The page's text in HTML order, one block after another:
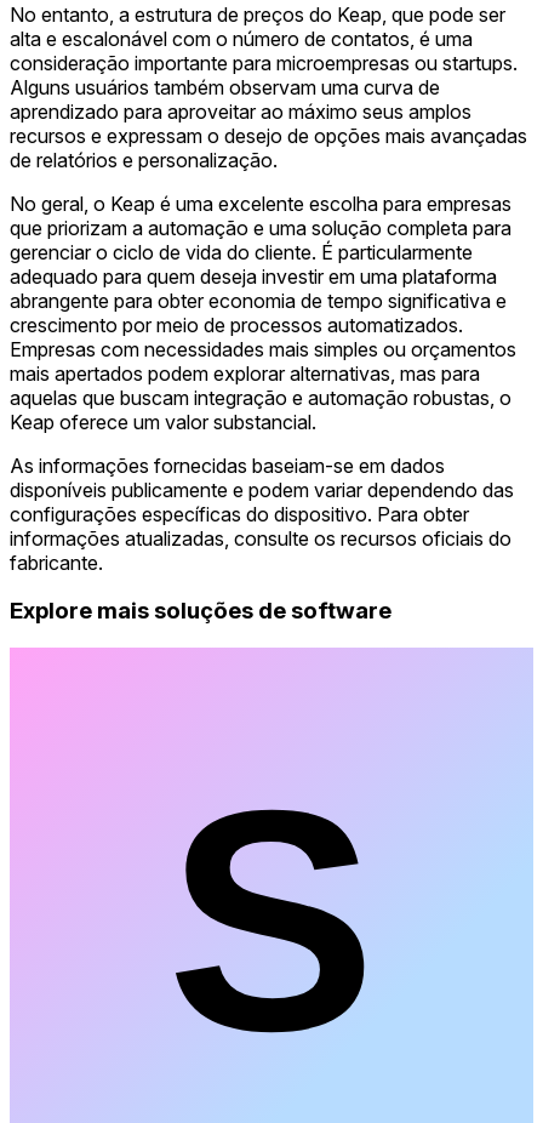
No entanto, a estrutura de preços do Keap, que pode ser
alta e escalonável com o número de contatos, é uma
consideração importante para microempresas ou startups.
Alguns usuários também observam uma curva de
aprendizado para aproveitar ao máximo seus amplos
recursos e expressam o desejo de opções mais avançadas
de relatórios e personalização.
No geral, o Keap é uma excelente escolha para empresas
que priorizam a automação e uma solução completa para
gerenciar o ciclo de vida do cliente. É particularmente
adequado para quem deseja investir em uma plataforma
abrangente para obter economia de tempo significativa e
crescimento por meio de processos automatizados.
Empresas com necessidades mais simples ou orçamentos
mais apertados podem explorar alternativas, mas para
aquelas que buscam integração e automação robustas, o
Keap oferece um valor substancial.
As informações fornecidas baseiam-se em dados
disponíveis publicamente e podem variar dependendo das
configurações específicas do dispositivo. Para obter
informações atualizadas, consulte os recursos oficiais do
fabricante.
Explore mais soluções de software